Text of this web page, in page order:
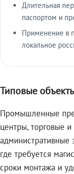
Длительная
паспортом и
Применение в
локальное
Типовые
Промышленные
центры, торговые
административные
где требуется
сроки монтажа и